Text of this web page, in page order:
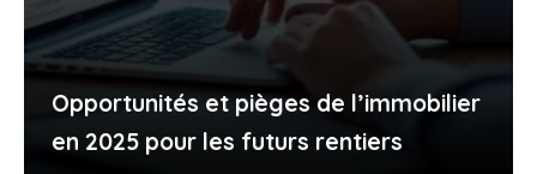
Opportunités et pièges de l’immobilier
en 2025 pour les futurs rentiers